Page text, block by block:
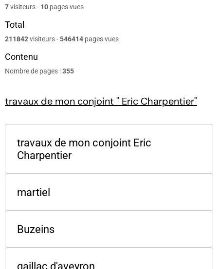
7visiteurs - 10 pages vues
Total
211842visiteurs -546414 pages vues
Contenu
Nombre de pages :355
travaux de mon conjoint " Eric Charpentier"
travaux de mon conjoint Eric
Charpentier
martiel
Buzeins
gaillac d'aveyron